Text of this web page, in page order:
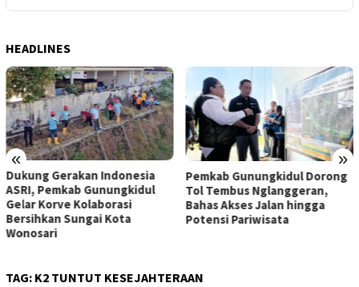
HEADLINES
« »
Dukung Gerakan Indonesia
ASRI, Pemkab Gunungkidul
Gelar Korve Kolaborasi
Bersihkan Sungai Kota
Wonosari
Pemkab Gunungkidul Dorong
Tol Tembus Nglanggeran,
Bahas Akses Jalan hingga
Potensi Pariwisata
TAG: K2 TUNTUT KESEJAHTERAAN